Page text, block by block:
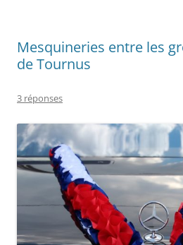
Mesquineries entre les
de Tournus
3 réponses